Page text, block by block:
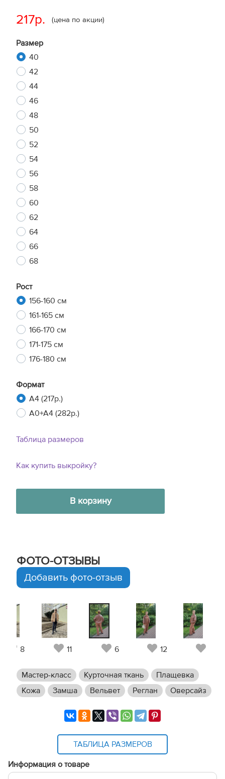
217р. (цена по акции)
Размер
40
42
44
46
48
50
52
54
56
58
60
62
64
66
68
Рост
156-160 см
161-165 см
166-170 см
171-175 см
176-180 см
Формат
A4 (217р.)
A0+A4 (282р.)
Таблица размеров
Как купить выкройку?
В корзину
ФОТО-ОТЗЫВЫ
Добавить фото-отзыв
8 11 6 12
Мастер-класс Курточная ткань
Плащевка
Кожа
Замша Вельвет Реглан Оверсайз
ТАБЛИЦА РАЗМЕРОВ
Информация о товаре